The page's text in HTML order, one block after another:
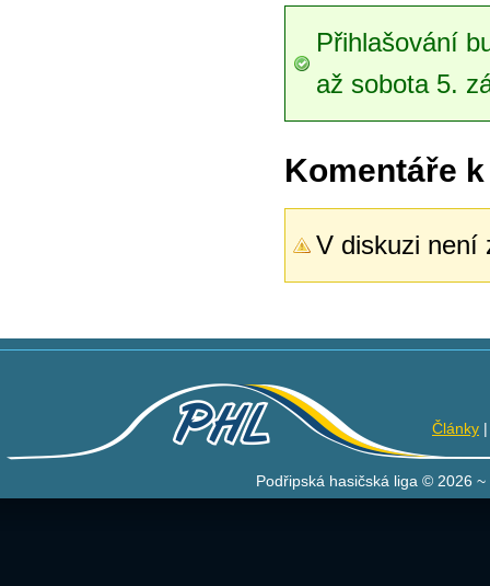
Přihlašování
až sobota 5.
Komentáře
V diskuzi není
Články
Podřipská hasičská liga © 2026